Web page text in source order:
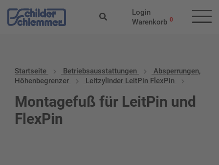
Login
Warenkorb 0
Startseite Betriebs­aus­stattungen
Absperrungen,
Höhenbegrenzer
Leitzylinder LeitPin FlexPin
Montagefuß für LeitPin und
FlexPin